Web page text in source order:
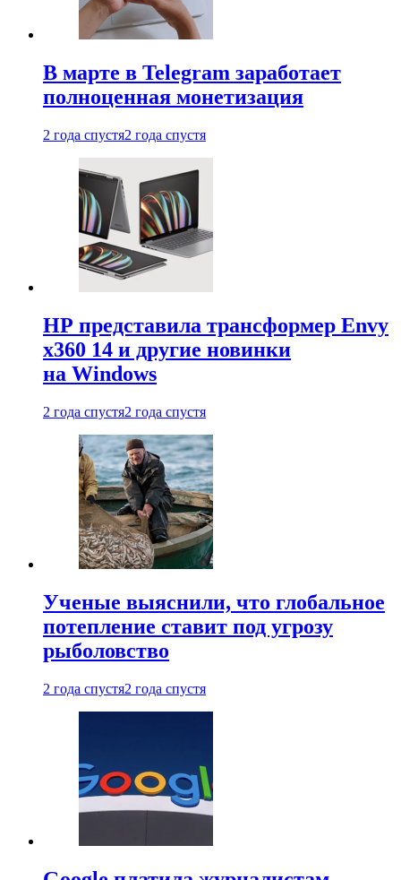
В марте в Telegram заработает
полноценная монетизация
2 года спустя2 года спустя
HP представила трансформер Envy
x360 14 и другие новинки
на Windows
2 года спустя2 года спустя
Ученые выяснили, что глобальное
потепление ставит под угрозу
рыболовство
2 года спустя2 года спустя